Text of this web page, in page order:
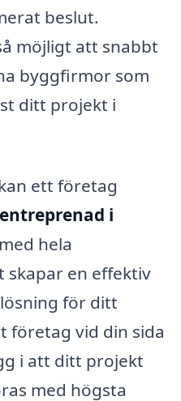
beslut.
möjligt att snabbt
byggfirmor som
ditt projekt i
ett företag
i
hela
skapar en effektiv
för ditt
företag vid din sida
i att ditt projekt
med högsta